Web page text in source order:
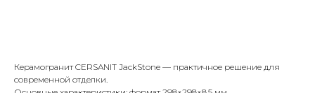
Керамогранит CERSANIT JackStone — практичное решение для
современной отделки.